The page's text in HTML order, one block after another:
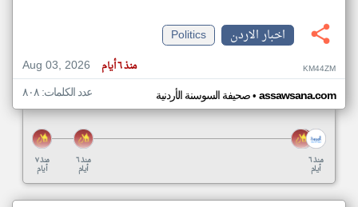
اخبار الاردن
Politics
Aug 03, 2026
منذ ٦ أيام KM44ZM
صحيفة السوسنة الأردنية• assawsana.com عدد الكلمات: ٨٠٨
منذ ٧
أيام
منذ ٦
أيام
منذ ٦
أيام